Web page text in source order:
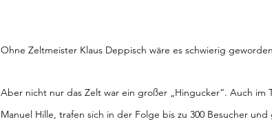
Ohne Zeltmeister Klaus Deppisch wäre es schwierig geworden
Aber nicht nur das Zelt war ein großer „Hingucker“. Auch
Manuel Hille, trafen sich in der Folge bis zu 300 Besucher